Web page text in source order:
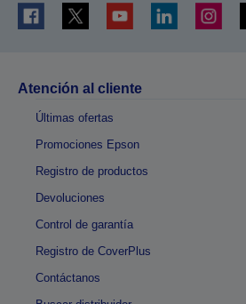
Atención al cliente
Últimas ofertas
Promociones Epson
Registro de productos
Devoluciones
Control de garantía
Registro de CoverPlus
Contáctanos